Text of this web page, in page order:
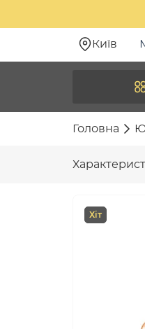
Київ
Головна
Хіт